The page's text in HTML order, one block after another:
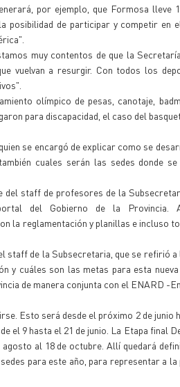
por ejemplo, que Formosa lleve
posibilidad de participar y competir en
muy contentos de que la
vuelvan a resurgir. Con todos los
olímpico de pesas, canotaje,
para discapacidad, el caso del
se encargó de explicar como se
cuales serán las sedes donde
del staff de profesores de la
del Gobierno de la Provincia.
la reglamentación y planillas e incluso
de la Subsecretaria, que se refirió a
y cuáles son las metas para esta
de manera conjunta con el ENARD -
Esto será desde el próximo 2 de junio
el 9 hasta el 21 de junio. La Etapa final
al 18 de octubre. Allí quedará
para este año, para representar a